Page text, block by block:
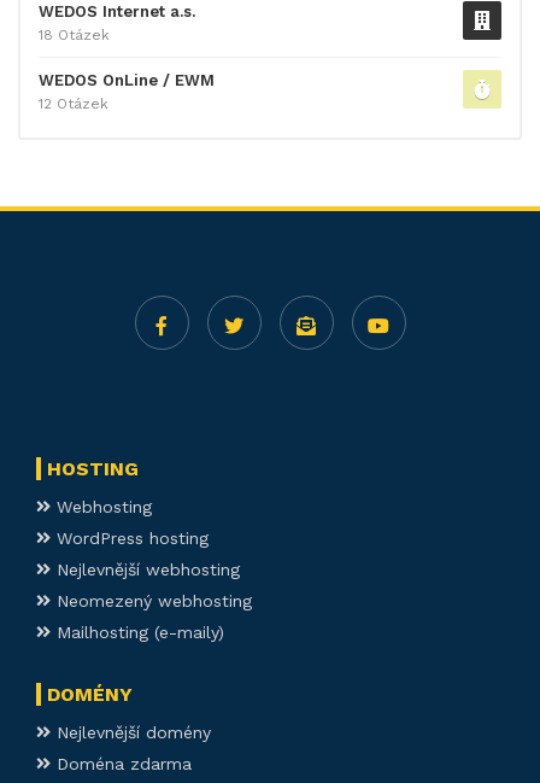
WEDOS Internet a.s.
18 Otázek
WEDOS OnLine / EWM
12 Otázek
HOSTING
Webhosting
WordPress hosting
Nejlevnější webhosting
Neomezený webhosting
Mailhosting (e-maily)
DOMÉNY
Nejlevnější domény
Doména zdarma